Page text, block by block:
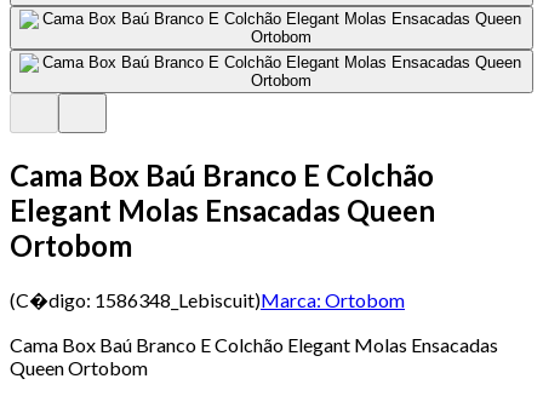
Cama Box Baú Branco E Colchão
Elegant Molas Ensacadas Queen
Ortobom
(C�digo: 1586348_Lebiscuit)Marca: Ortobom
Cama Box Baú Branco E Colchão Elegant Molas Ensacadas
Queen Ortobom